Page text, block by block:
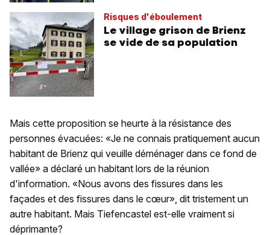
Risques d'éboulement
Le village grison de Brienz
se vide de sa population
Mais cette proposition se heurte à la résistance des
personnes évacuées: «Je ne connais pratiquement aucun
habitant de Brienz qui veuille déménager dans ce fond de
vallée» a déclaré un habitant lors de la réunion
d'information. «Nous avons des fissures dans les
façades et des fissures dans le cœur», dit tristement un
autre habitant. Mais Tiefencastel est-elle vraiment si
déprimante?